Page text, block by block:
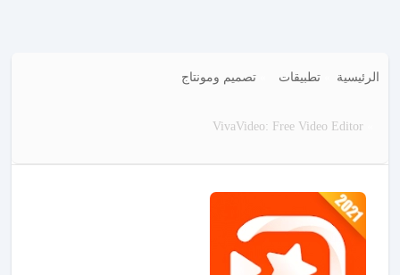
الرئيسية تطبيقات تصميم ومونتاج
VivaVideo: Free Video Editor